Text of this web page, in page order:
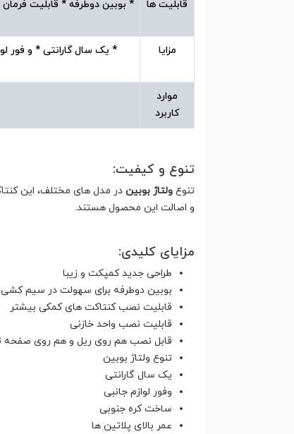
قابلیت ها
* بوبین دوطرفه * قابلیت
مزایا
* یک سال گارانتی * و فور
موارد
کاربرد
تنوع و کیفیت:
تنوع ولتاژ بوبیندر مدل های مختلف، این
و اصالت این محصول هستند.
مزایای کلیدی:
طراحی جدید کمپکت و زیبا
بوبین دوطرفه برای سهولت در سیم کشی
قابلیت نصب کنتاکت های کمکی بیشتر
قابلیت نصب واحد خازنی
قابل نصب هم روی ریل و هم روی صفحه
تنوع ولتاژ بوبین
یک سال گارانتی
وفور لوازم جانبی
ساخت کره جنوبی
عمر بالای پلاتین ها